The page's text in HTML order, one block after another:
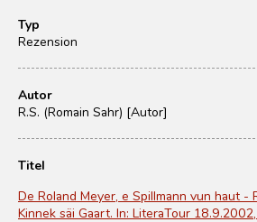
Typ
Rezension
Autor
R.S. (Romain Sahr) [Autor]
Titel
De Roland Meyer, e Spillmann vun haut -
Kinnek säi Gaart. In: LiteraTour